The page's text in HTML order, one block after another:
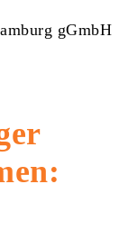
gGmbH